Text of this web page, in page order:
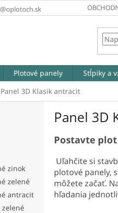
Plotové panely Stĺpiky a
Panel 3D Klasik antracit
zinok
zelené
antracit
zelené
Panel 3D
Postavte
Uľahčite si
plotové panely,
môžete začať.
hľadania